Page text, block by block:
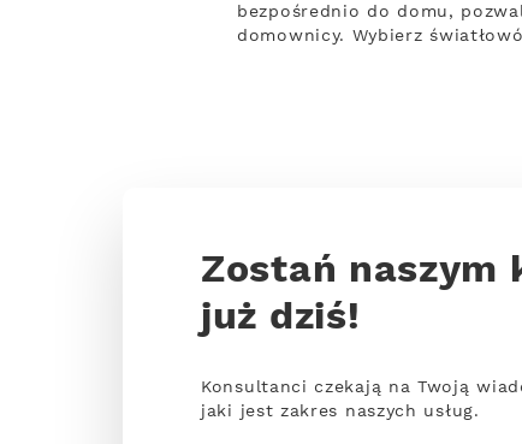
bezpośrednio do domu,
domownicy. Wybierz
Zostań naszym
już dziś!
Konsultanci czekają na Twoją
jaki jest zakres naszych usług.